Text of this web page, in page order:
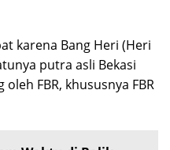
karena Bang Heri (Heri
putra asli Bekasi
FBR, khususnya FBR